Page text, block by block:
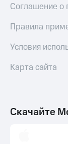
Соглашение о
Правила
Условия
Карта сайта
Скачайте